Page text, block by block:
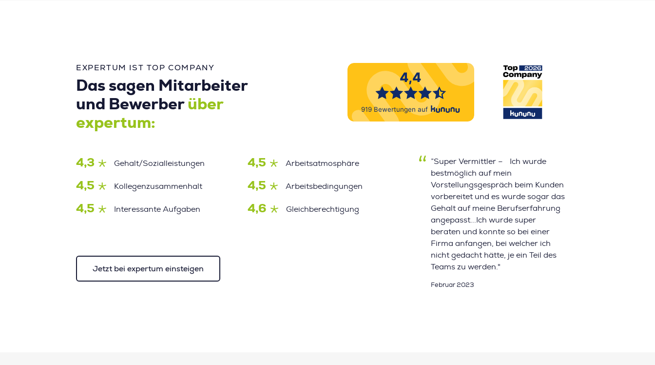
EXPERTUM IST TOP COMPANY
Das sagen Mitarbeiter
und Bewerber über
expertum:
4,3 Gehalt/Sozialleistungen 4,5 Arbeitsatmosphäre
4,5 Kollegenzusammenhalt 4,5 Arbeitsbedingungen
4,5 Interessante Aufgaben 4,6 Gleichberechtigung
Jetzt bei expertum einsteigen
”Super Vermittler – Ich wurde
bestmöglich auf mein
Vorstellungsgespräch beim Kunden
vorbereitet und es wurde sogar das
Gehalt auf meine Berufserfahrung
angepasst...Ich wurde super
beraten und konnte so bei einer
Firma anfangen, bei welcher ich
nicht gedacht hätte, je ein Teil des
Teams zu werden."
Februar 2023